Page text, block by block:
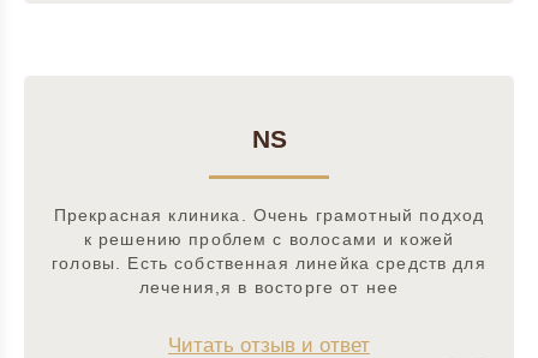
NS
Прекрасная клиника. Очень грамотный подход
к решению проблем с волосами и кожей
головы. Есть собственная линейка средств для
лечения,я в восторге от нее
Читать отзыв и ответ